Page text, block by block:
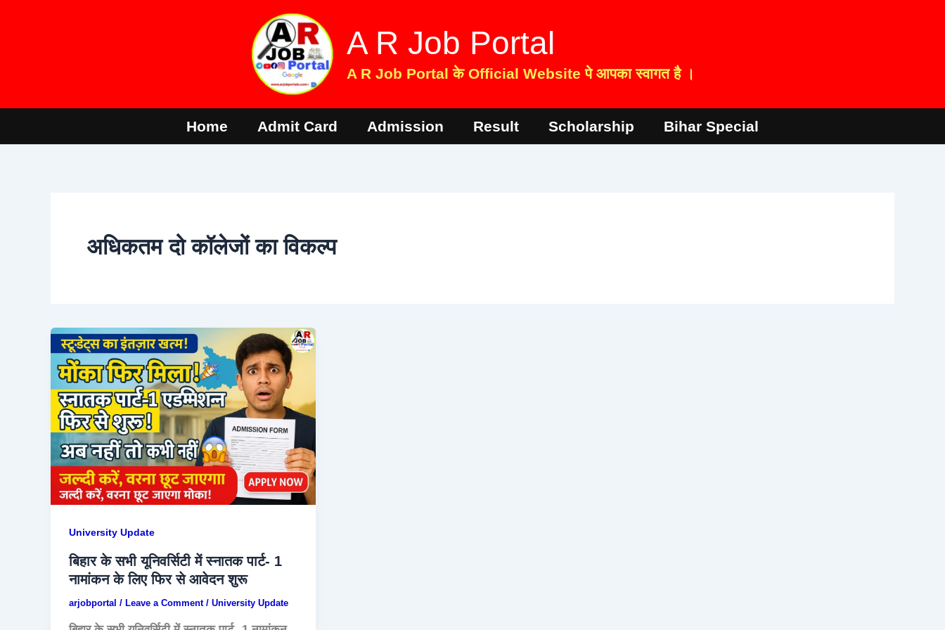
A R Job Portal
A R Job Portal के Official Website पे आपका स्वागत है ।
Home Admit Card Admission Result Scholarship Bihar Special
अधिकतम दो कॉलेजों का विकल्प
University Update
बिहार के सभी यूनिवर्सिटी में स्नातक पार्ट- 1
नामांकन के लिए फिर से आवेदन शुरू
arjobportal / Leave a Comment / University Update